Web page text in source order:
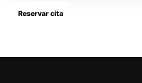
Reservar cita